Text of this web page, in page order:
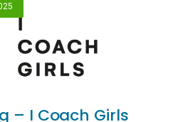
– I Coach Girls